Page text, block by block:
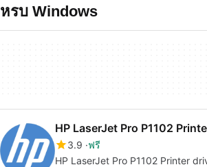
หรบ Windows
HP LaserJet Pro P1102
3.9 ฟรี
HP LaserJet Pro P1102 Printer